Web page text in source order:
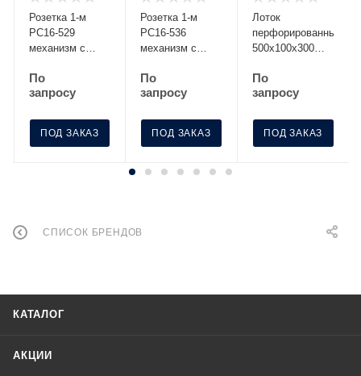
Розетка 1-м
РС16-529
механизм с
шторками
серебро Без
п.1ст.118 НК
По
запросу
ПОД ЗАКАЗ
Розетка 1-м
РС16-536
механизм с
крышкой с защ.
шторк. графит
п.п.1,16
п.1ст.118 НК
По
запросу
ПОД ЗАКАЗ
Лоток
перфорированный
500х100х300
100-3
По
запросу
ПОД ЗАКАЗ
СПИСОК БРЕНДОВ
КАТАЛОГ
АКЦИИ